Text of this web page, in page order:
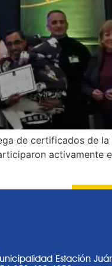
de certificados de
activamente
Estación